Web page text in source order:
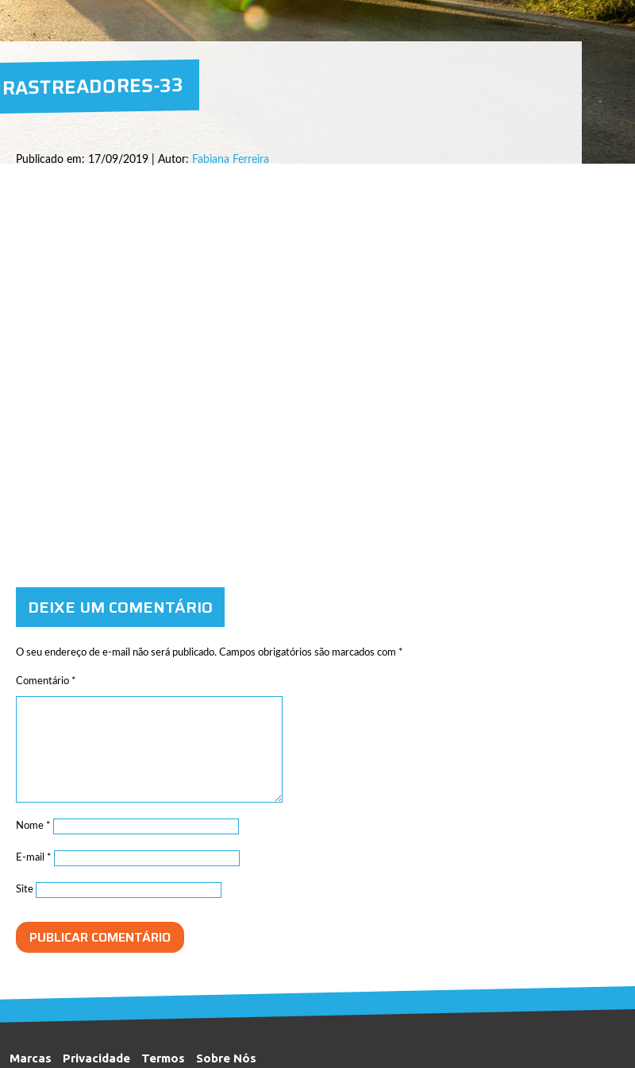
RASTREADORES-33
Publicado em: 17/09/2019 | Autor: Fabiana Ferreira
DEIXE UM COMENTÁRIO
O seu endereço de e-mail não será publicado. Campos obrigatórios são marcados com *
Comentário *
Nome *
E-mail *
Site
Marcas Privacidade Termos Sobre Nós